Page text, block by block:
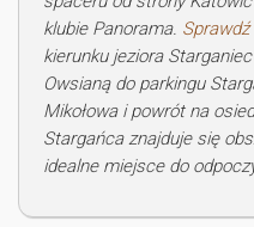
klubie Panorama.
kierunku jeziora
Owsianą do parkingu
Mikołowa i powrót na
Stargańca znajduje się
idealne miejsce do